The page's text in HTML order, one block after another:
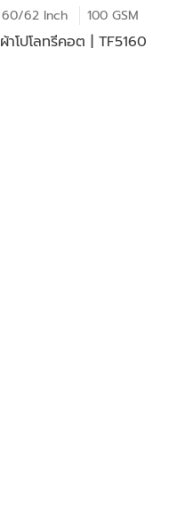
60/62 Inch 100 GSM
ผ้าโปโลทรีคอต | TF5160